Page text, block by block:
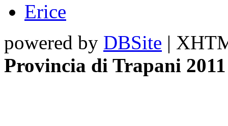
Erice
powered by DBSite |
Provincia di Trapani 2011